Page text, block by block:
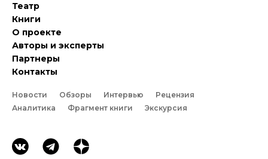
Театр
Книги
О проекте
Авторы и эксперты
Партнеры
Контакты
Новости Обзоры Интервью
Рецензия
Аналитика
Фрагмент книги Экскурсия